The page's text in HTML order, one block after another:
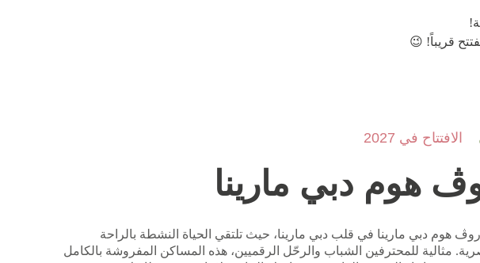
قريباً! 😉
الافتتاح في 2027
هوم دبي مارينا
هوم دبي مارينا في قلب دبي مارينا، حيث تلتقي الحياة النشطة بالراحة
مثالية للمحترفين الشباب والرحّل الرقميين، هذه المساكن المفروشة بالكامل